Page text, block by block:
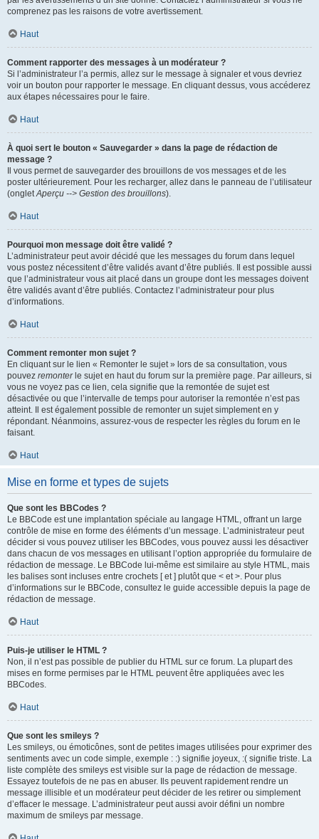
comprenez pas les raisons de votre avertissement.
Haut
Comment rapporter des messages à un modérateur ?
Si l’administrateur l’a permis, allez sur le message à signaler et vous devriez
voir un bouton pour rapporter le message. En cliquant dessus, vous accéderez
aux étapes nécessaires pour le faire.
Haut
À quoi sert le bouton « Sauvegarder » dans la page de rédaction de
message ?
Il vous permet de sauvegarder des brouillons de vos messages et de les
poster ultérieurement. Pour les recharger, allez dans le panneau de l’utilisateur
(ongletAperçu --> Gestion des brouillons).
Haut
Pourquoi mon message doit être validé ?
L’administrateur peut avoir décidé que les messages du forum dans lequel
vous postez nécessitent d’être validés avant d’être publiés. Il est possible aussi
que l’administrateur vous ait placé dans un groupe dont les messages doivent
être validés avant d’être publiés. Contactez l’administrateur pour plus
d’informations.
Haut
Comment remonter mon sujet ?
En cliquant sur le lien « Remonter le sujet » lors de sa consultation, vous
pouvez remonterle sujet en haut du forum sur la première page. Par ailleurs, si
vous ne voyez pas ce lien, cela signifie que la remontée de sujet est
désactivée ou que l’intervalle de temps pour autoriser la remontée n’est pas
atteint. Il est également possible de remonter un sujet simplement en y
répondant. Néanmoins, assurez-vous de respecter les règles du forum en le
faisant.
Haut
Mise en forme et types de sujets
Que sont les BBCodes ?
Le BBCode est une implantation spéciale au langage HTML, offrant un large
contrôle de mise en forme des éléments d’un message. L’administrateur peut
décider si vous pouvez utiliser les BBCodes, vous pouvez aussi les désactiver
dans chacun de vos messages en utilisant l’option appropriée du formulaire de
rédaction de message. Le BBCode lui-même est similaire au style HTML, mais
les balises sont incluses entre crochets [ et ] plutôt que < et >. Pour plus
d’informations sur le BBCode, consultez le guide accessible depuis la page de
rédaction de message.
Haut
Puis-je utiliser le HTML ?
Non, il n’est pas possible de publier du HTML sur ce forum. La plupart des
mises en forme permises par le HTML peuvent être appliquées avec les
BBCodes.
Haut
Que sont les smileys ?
Les smileys, ou émoticônes, sont de petites images utilisées pour exprimer des
sentiments avec un code simple, exemple : :) signifie joyeux, :( signifie triste. La
liste complète des smileys est visible sur la page de rédaction de message.
Essayez toutefois de ne pas en abuser. Ils peuvent rapidement rendre un
message illisible et un modérateur peut décider de les retirer ou simplement
d’effacer le message. L’administrateur peut aussi avoir défini un nombre
maximum de smileys par message.